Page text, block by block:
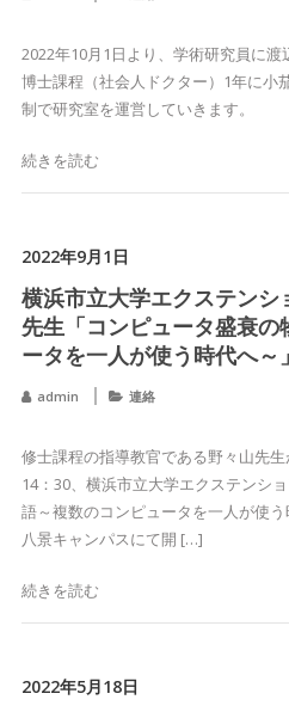
2022年10月1日より、学術研究員に渡
博士課程（社会人ドクター）1年に小
制で研究室を運営していきます。
続きを読む
2022年9月1日
横浜市立大学エクステン
先生「コンピュータ盛衰の
ータを一人が使う時代へ～
admin 連絡
修士課程の指導教官である野々山先
14：30、横浜市立大学エクステンシ
語～複数のコンピュータを一人が使
八景キャンパスにて開 […]
続きを読む
2022年5月18日